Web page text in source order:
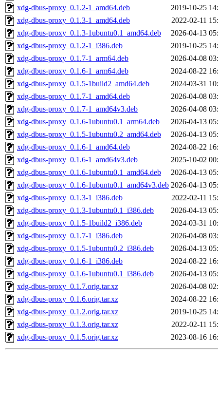
xdg-dbus-proxy_0.1.2-1_amd64.deb
2019-10-25
xdg-dbus-proxy_0.1.3-1_amd64.deb
2022-02-11
xdg-dbus-proxy_0.1.3-1ubuntu0.1_amd64.deb
2026-04-13
xdg-dbus-proxy_0.1.2-1_i386.deb
2019-10-25
xdg-dbus-proxy_0.1.7-1_arm64.deb
2026-04-08
xdg-dbus-proxy_0.1.6-1_arm64.deb
2024-08-22
xdg-dbus-proxy_0.1.5-1build2_amd64.deb
2024-03-31
xdg-dbus-proxy_0.1.7-1_amd64.deb
2026-04-08
xdg-dbus-proxy_0.1.7-1_amd64v3.deb
2026-04-08
xdg-dbus-proxy_0.1.6-1ubuntu0.1_arm64.deb
2026-04-13
xdg-dbus-proxy_0.1.5-1ubuntu0.2_amd64.deb
2026-04-13
xdg-dbus-proxy_0.1.6-1_amd64.deb
2024-08-22
xdg-dbus-proxy_0.1.6-1_amd64v3.deb
2025-10-02
xdg-dbus-proxy_0.1.6-1ubuntu0.1_amd64.deb
2026-04-13
xdg-dbus-proxy_0.1.6-1ubuntu0.1_amd64v3.deb 2026-04-13
xdg-dbus-proxy_0.1.3-1_i386.deb
2022-02-11
xdg-dbus-proxy_0.1.3-1ubuntu0.1_i386.deb
2026-04-13
xdg-dbus-proxy_0.1.5-1build2_i386.deb
2024-03-31
xdg-dbus-proxy_0.1.7-1_i386.deb
2026-04-08
xdg-dbus-proxy_0.1.5-1ubuntu0.2_i386.deb
2026-04-13
xdg-dbus-proxy_0.1.6-1_i386.deb
2024-08-22
xdg-dbus-proxy_0.1.6-1ubuntu0.1_i386.deb
2026-04-13
xdg-dbus-proxy_0.1.7.orig.tar.xz
2026-04-08
xdg-dbus-proxy_0.1.6.orig.tar.xz
2024-08-22
xdg-dbus-proxy_0.1.2.orig.tar.xz
2019-10-25
xdg-dbus-proxy_0.1.3.orig.tar.xz
2022-02-11
xdg-dbus-proxy_0.1.5.orig.tar.xz
2023-08-16